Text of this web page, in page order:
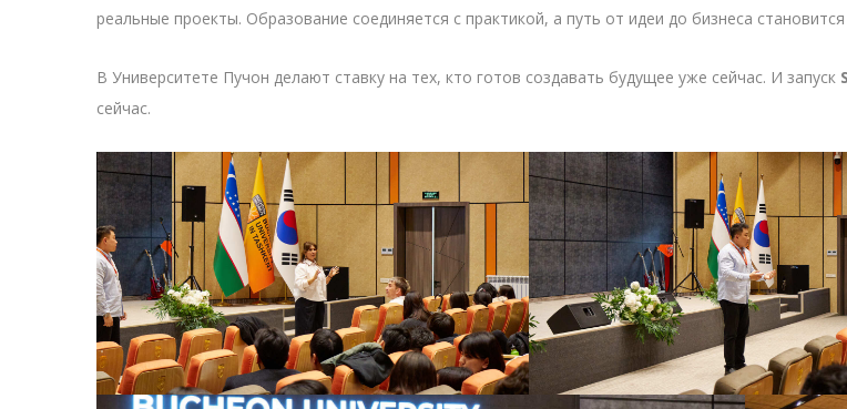
реальные проекты. Образование соединяется с практикой, а путь от идеи до бизнеса
В Университете Пучон делают ставку на тех, кто готов создавать будущее уже сейчас. И запуск
сейчас.